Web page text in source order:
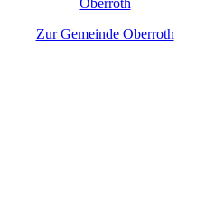
Zur Gemeinde Oberroth